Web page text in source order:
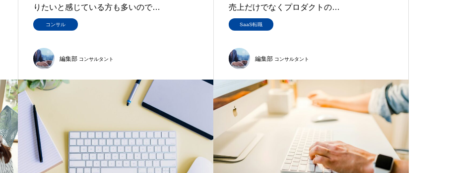
りたいと感じている方も多いので…
コンサル
編集部 コンサルタント
売上だけでなくプロダクトの…
SaaS転職
編集部 コンサルタント